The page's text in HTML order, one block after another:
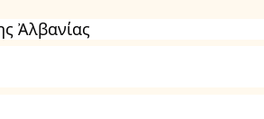
Ἀλβανίας